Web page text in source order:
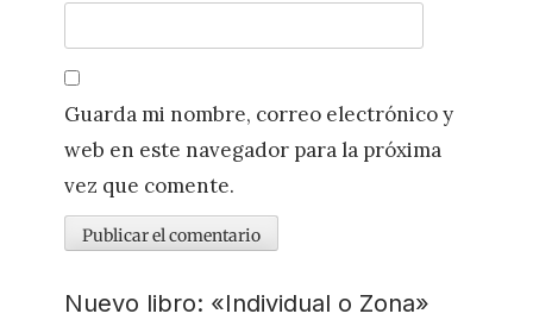
Guarda mi nombre, correo electrónico y
web en este navegador para la próxima
vez que comente.
Nuevo libro: «Individual o Zona»